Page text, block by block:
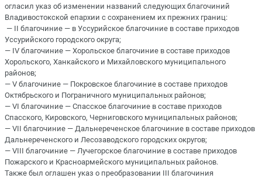
огласил указ об изменении названий следующих благочиний
Владивостокской епархии с сохранением их прежних границ:
— II благочиние — в Уссурийское благочиние в составе приходов
Уссурийского городского округа;
— IV благочиние — Хорольское благочиние в составе приходов
Хорольского, Ханкайского и Михайловского муниципального
районов;
— V благочиние — Покровское благочиние в составе приходов
Октябрьского и Пограничного муниципальных районов;
— VI благочиние — Спасское благочиние в составе приходов
Спасского, Кировского, Черниговского муниципальных районов;
— VII благочиние — Дальнереченское благочиние в составе приходов
Дальнереченского и Лесозаводского городских округов;
— VIII благочиние — Лучегорское благочиние в составе приходов
Пожарского и Красноармейского муниципальных районов.
Также был оглашен указ о преобразовании III благочиния